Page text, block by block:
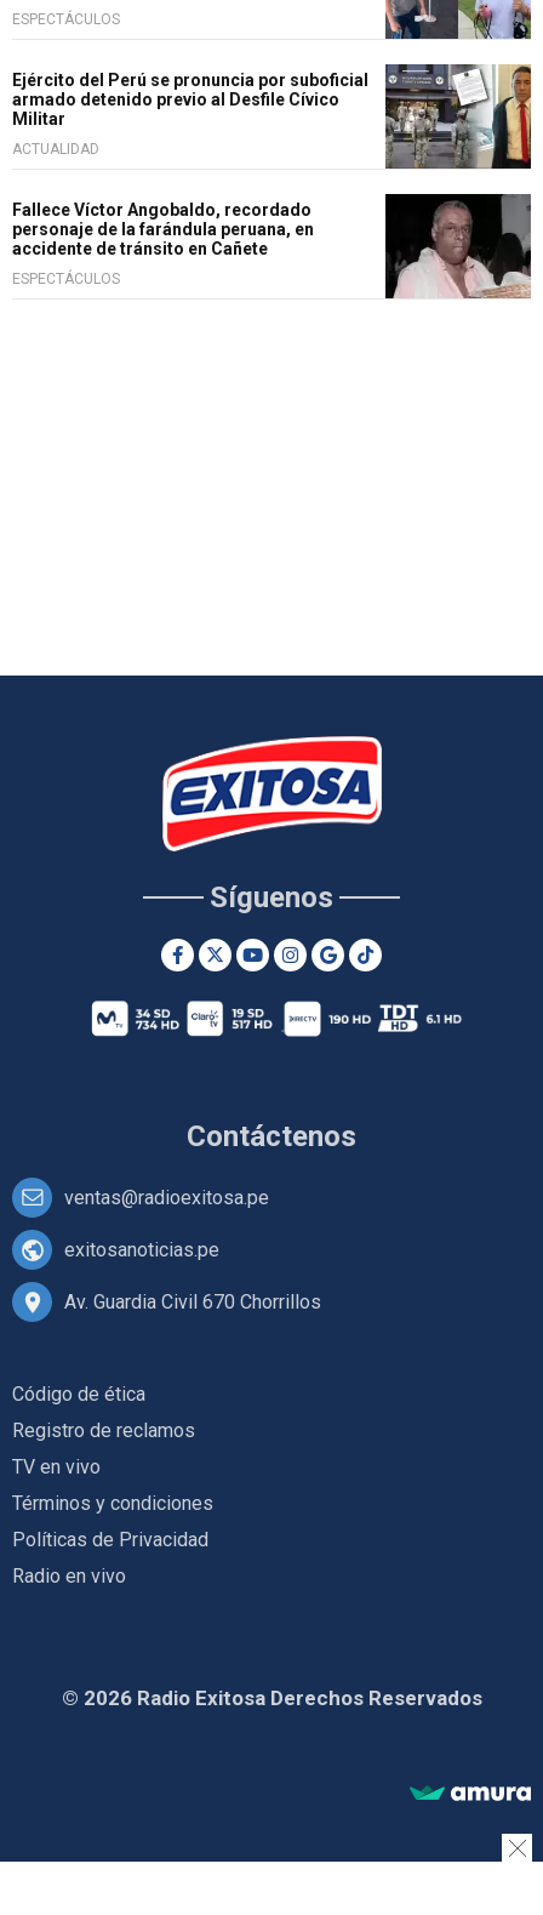
ESPECTÁCULOS
Ejército del Perú se pronuncia por suboficial
armado detenido previo al Desfile Cívico
Militar
ACTUALIDAD
Fallece Víctor Angobaldo, recordado
personaje de la farándula peruana, en
accidente de tránsito en Cañete
ESPECTÁCULOS
Contáctenos
ventas@radioexitosa.pe
exitosanoticias.pe
Av. Guardia Civil 670 Chorrillos
Síguenos
Código de ética
Registro de reclamos
TV en vivo
Términos y condiciones
Políticas de Privacidad
Radio en vivo
© 2026 Radio Exitosa Derechos Reservados